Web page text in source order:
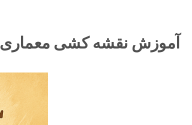
آموزش نقشه کشی معماری